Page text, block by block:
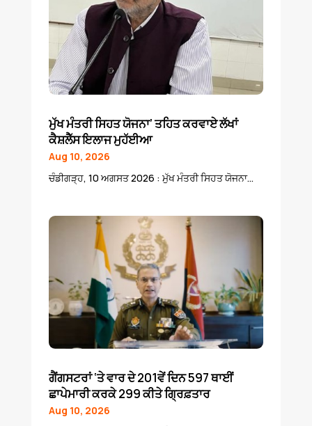
ਮੁੱਖ ਮੰਤਰੀ ਸਿਹਤ ਯੋਜਨਾ’ ਤਹਿਤ ਕਰਵਾਏ ਲੱਖਾਂ
ਕੈਸ਼ਲੈੱਸ ਇਲਾਜ ਮੁਹੱਈਆ
Aug 10, 2026
ਚੰਡੀਗੜ੍ਹ, 10 ਅਗਸਤ 2026 : ਮੁੱਖ ਮੰਤਰੀ ਸਿਹਤ ਯੋਜਨਾ...
ਗੈਂਗਸਟਰਾਂ ‘ਤੇ ਵਾਰ ਦੇ 201ਵੇਂ ਦਿਨ 597 ਥਾਈਂ
ਛਾਪੇਮਾਰੀ ਕਰਕੇ 299 ਕੀਤੇ ਗ੍ਰਿਫ਼ਤਾਰ
Aug 10, 2026